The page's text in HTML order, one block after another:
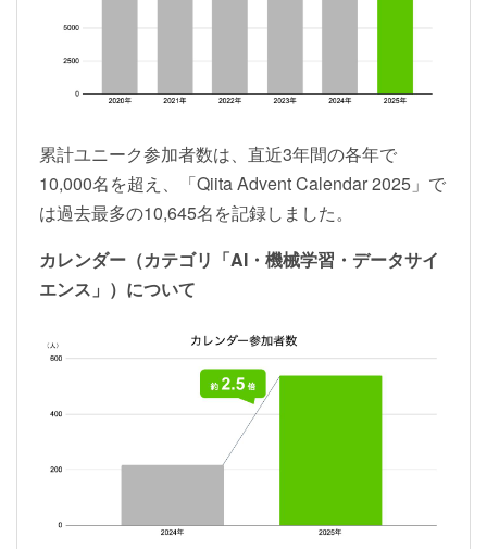
累計ユニーク参加者数は、直近3年間の各年で
10,000名を超え、「Qiita Advent Calendar 2025」で
は過去最多の10,645名を記録しました。
カレンダー（カテゴリ「AI・機械学習・データサイ
エンス」）について